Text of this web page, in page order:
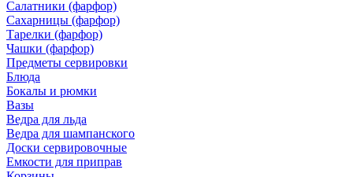
Салатники (фарфор)
Сахарницы (фарфор)
Тарелки (фарфор)
Чашки (фарфор)
Предметы сервировки
Блюда
Бокалы и рюмки
Вазы
Ведра для льда
Ведра для шампанского
Доски сервировочные
Емкости для приправ